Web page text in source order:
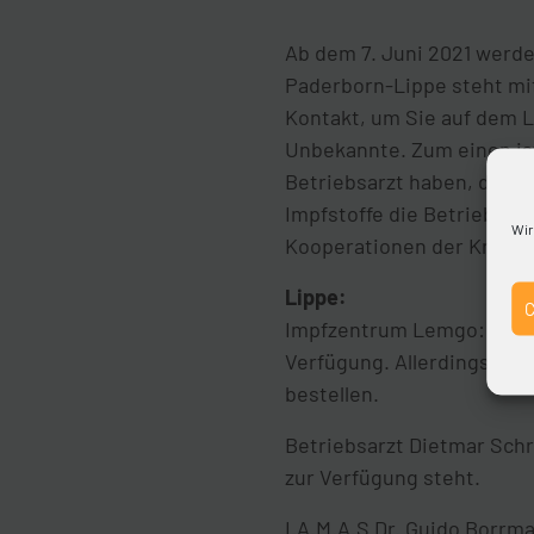
Ab dem 7. Juni 2021
Paderborn-Lippe steht
Kontakt, um Sie auf dem
Unbekannte. Zum einen
Betriebsarzt haben, der
Impfstoffe die
Kooperationen der
Lippe:
Impfzentrum Lemgo:
Verfügung. Allerdings
bestellen.
Betriebsarzt Dietmar
zur Verfügung steht.
I.A.M.A.S Dr. Guido